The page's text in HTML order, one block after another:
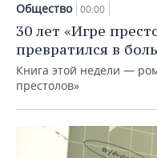
Общество 00:00
30 лет «Игре
превратился в
Книга этой недели —
престолов»